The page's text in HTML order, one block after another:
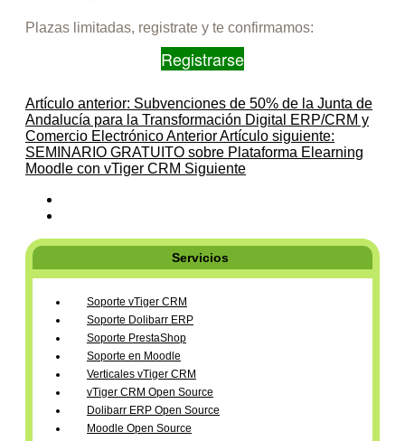
Plazas limitadas, registrate y te confirmamos:
Registrarse
Artículo anterior: Subvenciones de 50% de la Junta de
Andalucía para la Transformación Digital ERP/CRM y
Comercio ElectrónicoAnteriorArtículo siguiente:
SEMINARIO GRATUITO sobre Plataforma Elearning
Moodle con vTiger CRM Siguiente
Servicios
Soporte vTiger CRM
Soporte Dolibarr ERP
Soporte PrestaShop
Soporte en Moodle
Verticales vTiger CRM
vTiger CRM Open Source
Dolibarr ERP Open Source
Moodle Open Source